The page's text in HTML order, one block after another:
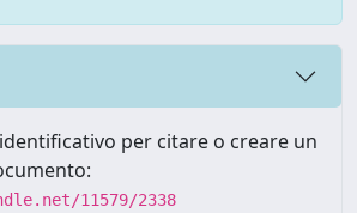
per citare o creare un
11579/2338